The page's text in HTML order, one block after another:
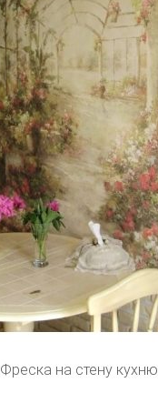
Фреска на стену кухню